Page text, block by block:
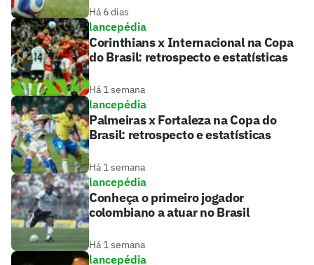
Há 6 dias
lancepédia
Corinthians x Internacional na Copa
do Brasil: retrospecto e estatísticas
Há 1 semana
lancepédia
Palmeiras x Fortaleza na Copa do
Brasil: retrospecto e estatísticas
Há 1 semana
lancepédia
Conheça o primeiro jogador
colombiano a atuar no Brasil
Há 1 semana
lancepédia